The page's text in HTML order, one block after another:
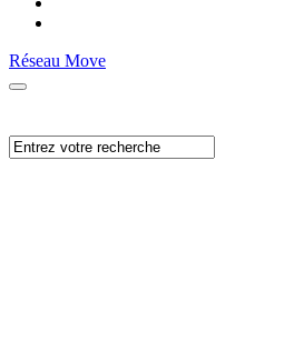
Réseau Move